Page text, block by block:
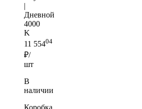
|
Дневной
4000
K
11 55404
₽/
шт
В
наличии
Коробка